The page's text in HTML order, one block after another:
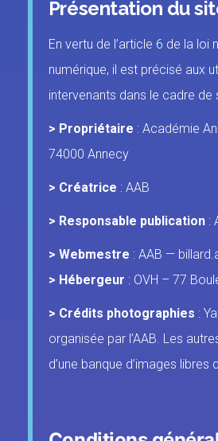
Présentation du
En vertu de l’article 6 de la
numérique, il est précisé aux
intervenants dans le cadre
> Propriétaire : Académie
74000 Annecy
> Créatrice : AAB
> Responsable publication:
> Webmestre : AAB —
> Hébergeur : OVH – 77
> Crédits photographies :
organisée par l’AAB. Les
d’une banque d’images libres